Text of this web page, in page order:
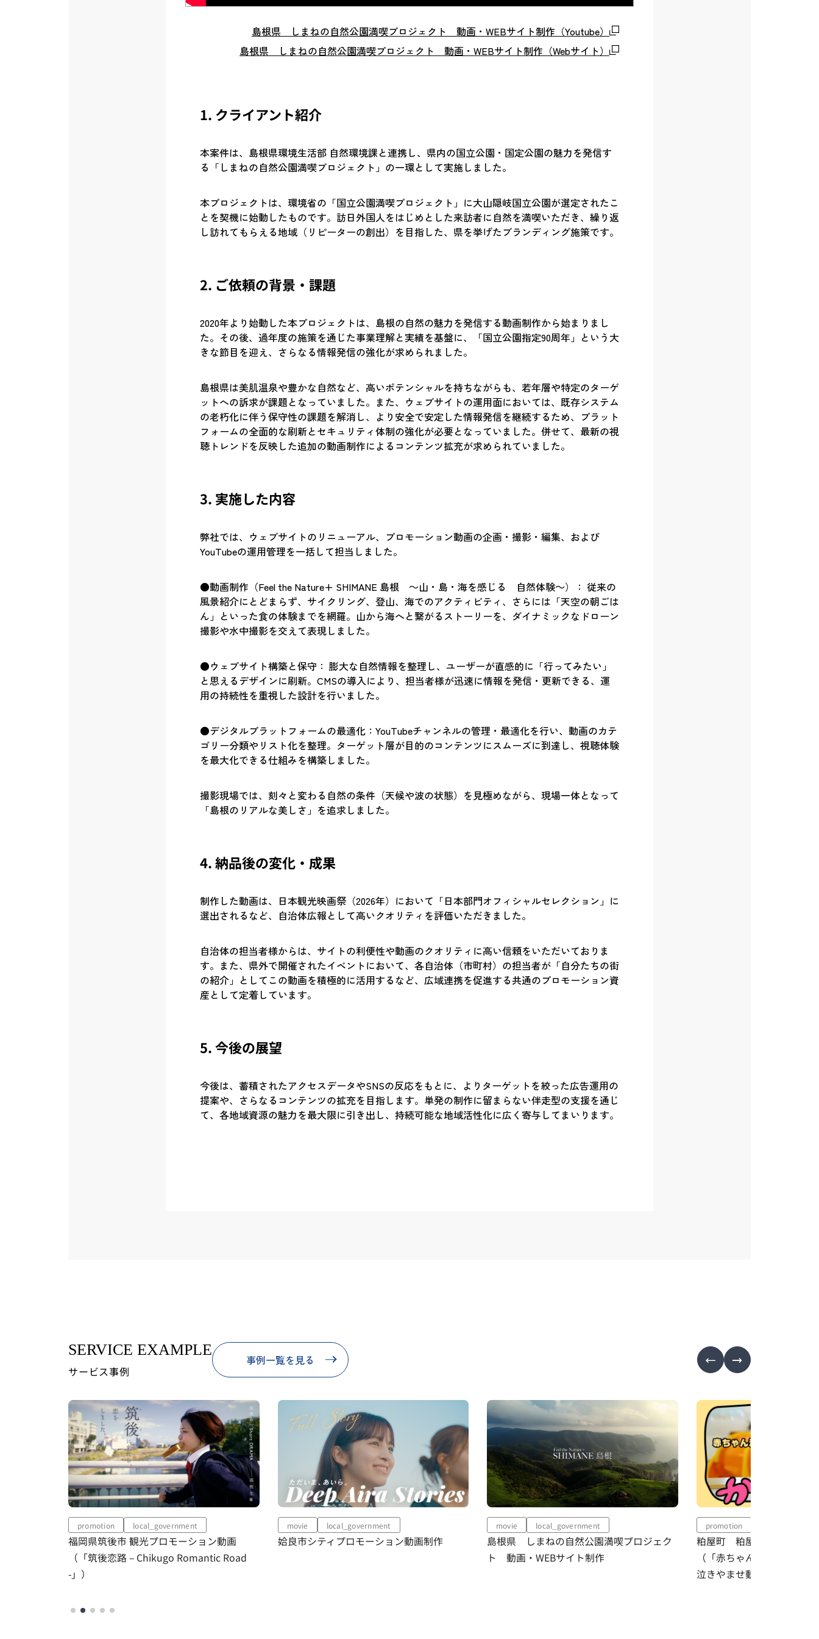
島根県 しまねの自然公園満喫プロジェクト 動画・WEBサイト制作（Youtube）
島根県 しまねの自然公園満喫プロジェクト 動画・WEBサイト制作（Webサイト）
1. クライアント紹介
本案件は、島根県環境生活部 自然環境課と連携し、県内の国立公園・国定公園の魅力を発信す
る「しまねの自然公園満喫プロジェクト」の一環として実施しました。
本プロジェクトは、環境省の「国立公園満喫プロジェクト」に大山隠岐国立公園が選定されたこ
とを契機に始動したものです。訪日外国人をはじめとした来訪者に自然を満喫いただき、繰り返
し訪れてもらえる地域（リピーターの創出）を目指した、県を挙げたブランディング施策です。
2. ご依頼の背景・課題
2020年より始動した本プロジェクトは、島根の自然の魅力を発信する動画制作から始まりまし
た。その後、過年度の施策を通じた事業理解と実績を基盤に、「国立公園指定90周年」という大
きな節目を迎え、さらなる情報発信の強化が求められました。
島根県は美肌温泉や豊かな自然など、高いポテンシャルを持ちながらも、若年層や特定のターゲ
ットへの訴求が課題となっていました。また、ウェブサイトの運用面においては、既存システム
の老朽化に伴う保守性の課題を解消し、より安全で安定した情報発信を継続するため、プラット
フォームの全面的な刷新とセキュリティ体制の強化が必要となっていました。併せて、最新の視
聴トレンドを反映した追加の動画制作によるコンテンツ拡充が求められていました。
3. 実施した内容
弊社では、ウェブサイトのリニューアル、プロモーション動画の企画・撮影・編集、および
YouTubeの運用管理を一括して担当しました。
●動画制作（Feel the Nature+ SHIMANE 島根 ～山・島・海を感じる 自然体験～）： 従来の
風景紹介にとどまらず、サイクリング、登山、海でのアクティビティ、さらには「天空の朝ごは
ん」といった食の体験までを網羅。山から海へと繋がるストーリーを、ダイナミックなドローン
撮影や水中撮影を交えて表現しました。
●ウェブサイト構築と保守： 膨大な自然情報を整理し、ユーザーが直感的に「行ってみたい」
と思えるデザインに刷新。CMSの導入により、担当者様が迅速に情報を発信・更新できる、運
用の持続性を重視した設計を行いました。
●デジタルプラットフォームの最適化：YouTubeチャンネルの管理・最適化を行い、動画のカテ
ゴリー分類やリスト化を整理。ターゲット層が目的のコンテンツにスムーズに到達し、視聴体験
を最大化できる仕組みを構築しました。
撮影現場では、刻々と変わる自然の条件（天候や波の状態）を見極めながら、現場一体となって
「島根のリアルな美しさ」を追求しました。
4. 納品後の変化・成果
制作した動画は、日本観光映画祭（2026年）において「日本部門オフィシャルセレクション」に
選出されるなど、自治体広報として高いクオリティを評価いただきました。
自治体の担当者様からは、サイトの利便性や動画のクオリティに高い信頼をいただいておりま
す。また、県外で開催されたイベントにおいて、各自治体（市町村）の担当者が「自分たちの街
の紹介」としてこの動画を積極的に活用するなど、広域連携を促進する共通のプロモーション資
産として定着しています。
5. 今後の展望
今後は、蓄積されたアクセスデータやSNSの反応をもとに、よりターゲットを絞った広告運用の
提案や、さらなるコンテンツの拡充を目指します。単発の制作に留まらない伴走型の支援を通じ
て、各地域資源の魅力を最大限に引き出し、持続可能な地域活性化に広く寄与してまいります。
SERVICE EXAMPLE
サービス事例
事例一覧を見る
光プロモーション動画
Chikugo Romantic Road
movie local_government
姶良市シティプロモーション動画制作
movie
島根県 しまねの自然公園満喫プロジェク
promotion
粕屋町 粕屋町シティプロモーション動画
（「赤ちゃんが泣き止む！？」自治体初!?